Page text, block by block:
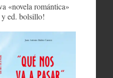
«novela romántica»
y ed. bolsillo!